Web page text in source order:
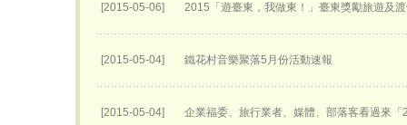
[2015-05-06] 2015「遊臺東，我做東！」臺東獎勵旅遊及
[2015-05-04] 鐵花村音樂聚落5月份活動速報
[2015-05-04] 企業福委、旅行業者、媒體、部落客看過來